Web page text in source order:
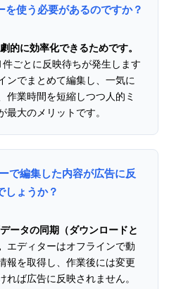
使う必要があるのですか？
的に効率化できるためです。
ごとに反映待ちが発生します
ンでまとめて編集し、一気に
作業時間を短縮しつつ人的ミ
大のメリットです。
で編集した内容が広告に反
しょうか？
ータの同期（ダウンロードと
エディターはオフラインで動
報を取得し、作業後には変更
ば広告に反映されません。